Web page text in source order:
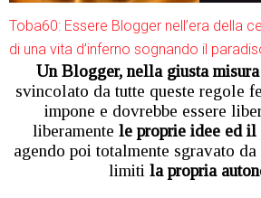
Toba60: Essere Blogger nell’era della
di una vita d’inferno sognando il
Un Blogger, nella giusta
svincolato da tutte queste regole
impone e dovrebbe essere
liberamente le proprie idee ed il
agendo poi totalmente sgravato
limiti la propria